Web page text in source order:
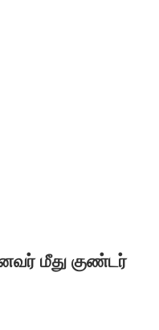
மீது குண்டர்